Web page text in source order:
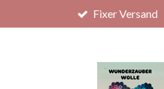
Fixer Versand